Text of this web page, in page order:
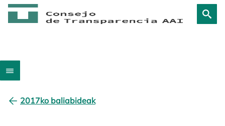
2017ko baliabideak